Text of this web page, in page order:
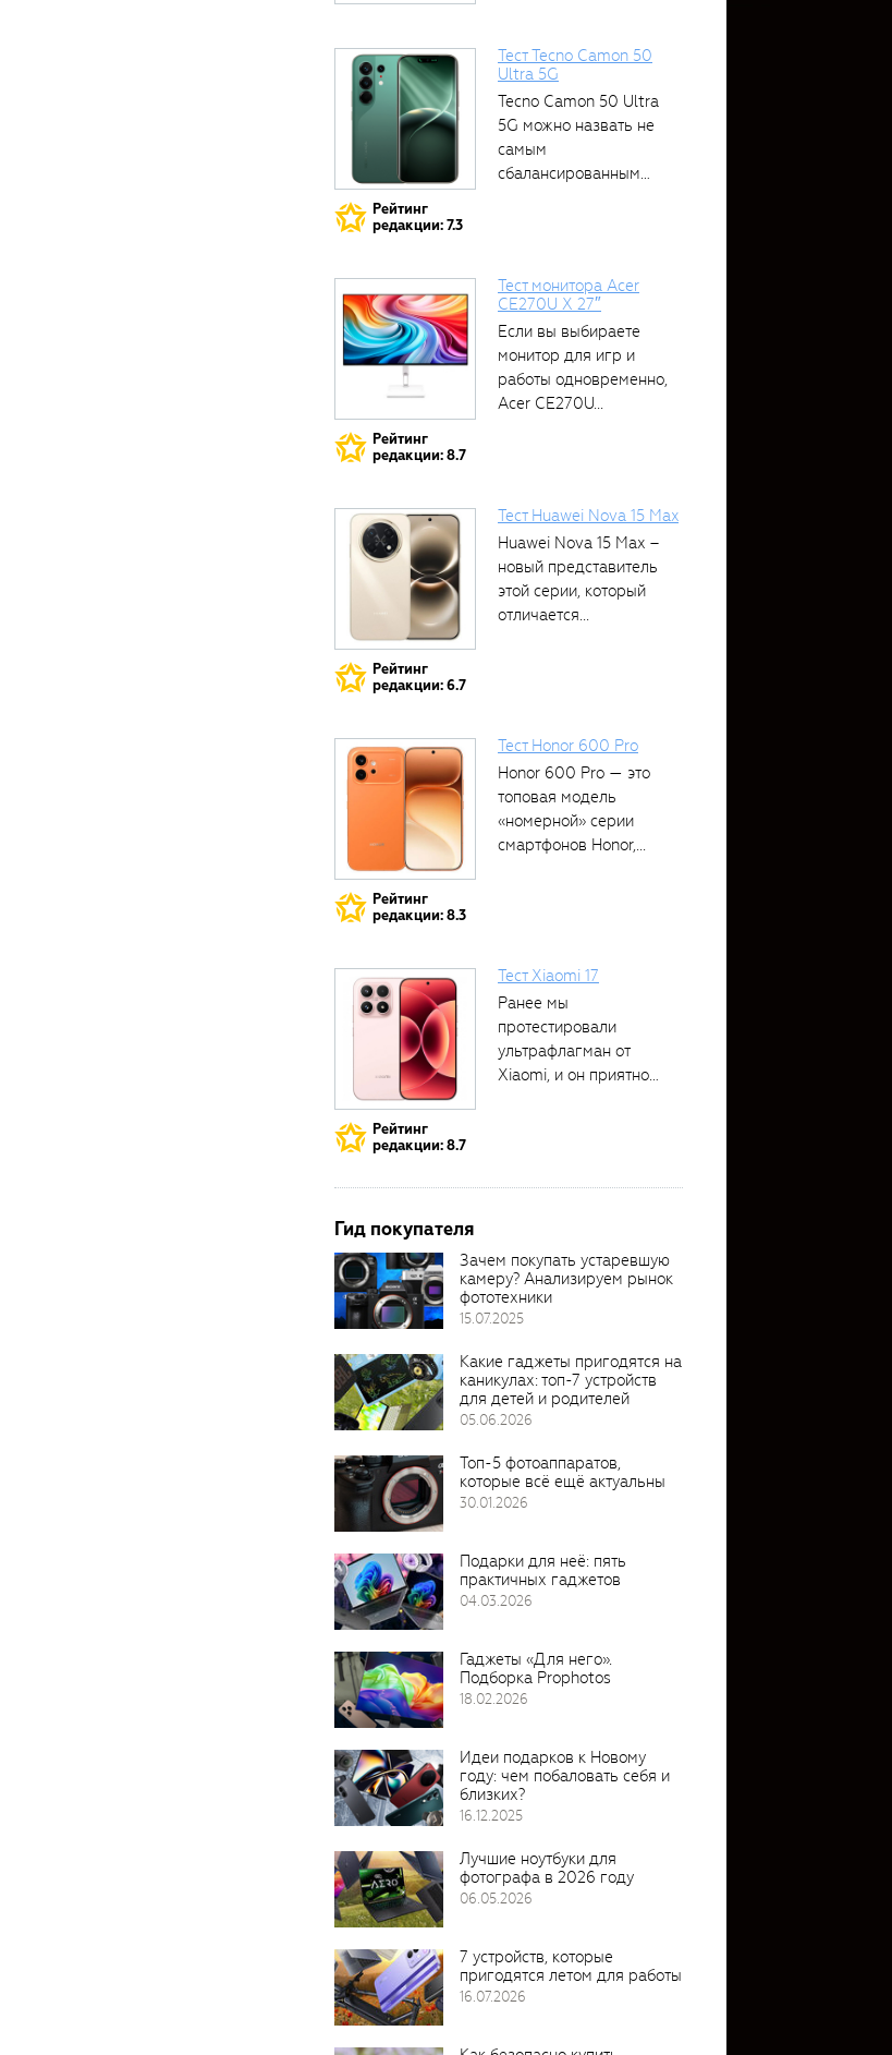
Рейтинг
редакции: 7.3
Тест Tecno Camon 50
Ultra 5G
Tecno Camon 50 Ultra
5G можно назвать не
самым
сбалансированным
Рейтинг
редакции: 8.7
Тест монитора Acer
CE270U X 27″
Если вы выбираете
монитор для игр и
работы одновременно,
Acer CE270U...
Рейтинг
редакции: 6.7
Тест Huawei Nova 15 Max
Huawei Nova 15 Max –
новый представитель
этой серии, который
отличается...
Рейтинг
редакции: 8.3
Тест Honor 600 Pro
Honor 600 Pro — это
топовая модель
«номерной» серии
смартфонов Honor,...
Рейтинг
редакции: 8.7
Тест Xiaomi 17
Ранее мы
протестировали
ультрафлагман от
Xiaomi, и он приятно
Гид покупателя
Зачем покупать устаревшую
камеру? Анализируем рынок
фототехники
15.07.2025
Какие гаджеты пригодятся на
каникулах: топ-7 устройств
для детей и родителей
05.06.2026
Топ-5 фотоаппаратов,
которые всё ещё актуальны
30.01.2026
Подарки для неё: пять
практичных гаджетов
04.03.2026
Гаджеты «Для него».
Подборка Prophotos
18.02.2026
Идеи подарков к Новому
году: чем побаловать себя и
близких?
16.12.2025
Лучшие ноутбуки для
фотографа в 2026 году
06.05.2026
7 устройств, которые
пригодятся летом для работы
16.07.2026